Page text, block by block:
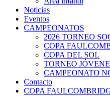
Noticias
Eventos
CAMPEONATOS
2026 TORNEO
COPA
COPA DEL SOL
TORNEO
CAMPEONATO
Contacto
COPA